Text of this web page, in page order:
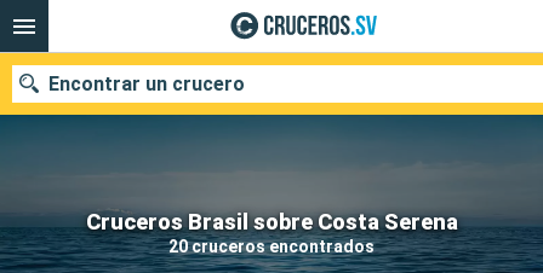
Cruceros Brasil sobre Costa Serena
20 cruceros encontrados
Encontrar un crucero
Nuestros destinos